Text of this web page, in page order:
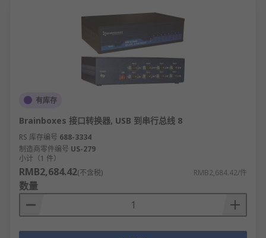
有库存
Brainboxes 接口转换器, USB 到串行总线 8
RS 库存编号 688-3334
制造商零件编号 US-279
小计（1 件）
RMB2,684.42(不含税) RMB2,684.42/件
数量